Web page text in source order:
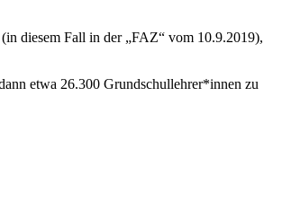
diesem Fall in der „FAZ“ vom 10.9.2019),
etwa 26.300 Grundschullehrer*innen zu